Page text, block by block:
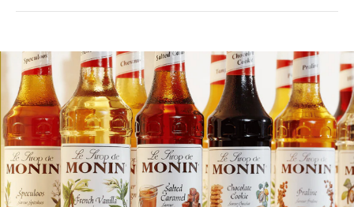
Dosage : une pression = 10 ml
Réutilisable
Origine :France
Marque :Monin